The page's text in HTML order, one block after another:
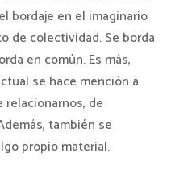
bordaje en el imaginario
de colectividad. Se borda
en común. Es más,
se hace mención a
de
también se
propio material.